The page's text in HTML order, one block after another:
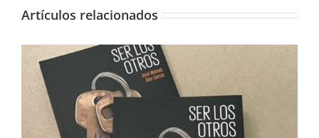
Artículos relacionados